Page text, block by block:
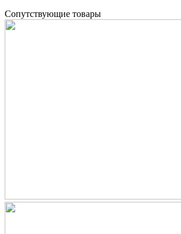
Cопутствующие товары